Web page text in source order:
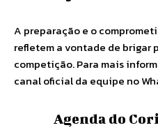
A preparação e o
refletem a vontade de brigar
competição. Para mais
canal oficial da equipe no
Agenda do